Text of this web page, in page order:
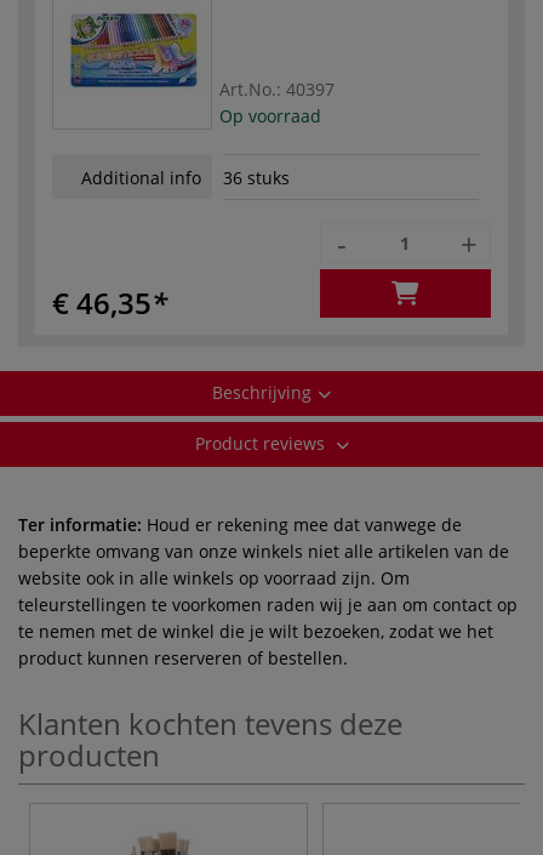
Art.No.: 40397
Op voorraad
Additional info 36 stuks
€ 46,35
- +
Beschrijving
Product reviews
Ter informatie: Houd er rekening mee dat vanwege de
beperkte omvang van onze winkels niet alle artikelen van de
website ook in alle winkels op voorraad zijn. Om
teleurstellingen te voorkomen raden wij je aan om contact op
te nemen met de winkel die je wilt bezoeken, zodat we het
product kunnen reserveren of bestellen.
Klanten kochten tevens deze
producten